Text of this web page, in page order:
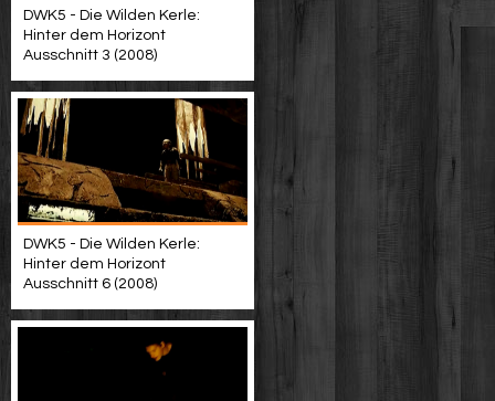
DWK5 - Die Wilden Kerle:
Hinter dem Horizont
Ausschnitt 3 (2008)
DWK5 - Die Wilden Kerle:
Hinter dem Horizont
Ausschnitt 6 (2008)